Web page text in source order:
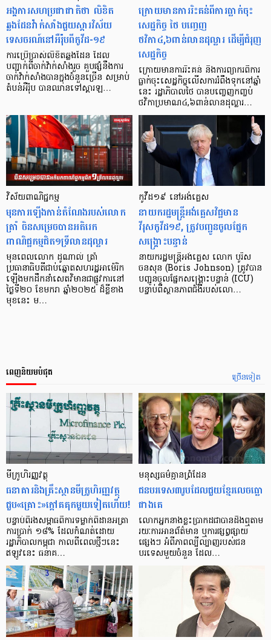
អង្គការសហប្រជាជាតិថា លិខិត
ឆ្លងដែនវ៉ាក់សាំងជួយស្តារវិស័យ
ទេសចរណ៍នៅអឺរ៉ុបពីកូវីដ-១៩
ការប្រើប្រាស់លិខិតឆ្លងដែន ដែល
បញ្ជាក់ពីចាក់វ៉ាក់សាំងរួច គួបផ្សំនឹងការ
ចាក់វ៉ាក់សាំងបានក្នុងចំនួនច្រើន សម្រាប់
តំបន់អឺរ៉ុប បានឈានទៅស្តារឡ…
ក្រោយមានការរិះគន់ពីការធ្លាក់ចុះ
សេដ្ឋកិច្ច ថៃ បញ្ចេញ
ថវិកា៤,៦ពាន់លានដុល្លារ ដើម្បីជំរុញ
សេដ្ឋកិច្ច
ក្រោយមានការរិះគន់ និងការព្យាករពីការ
ធ្លាក់ចុះសេដ្ឋកិច្ចលើសការរំពឹងទុកនៅឆ្នាំ
នេះ រដ្ឋាភិបាលថៃ បានបញ្ចេញកញ្ចប់
ថវិកាប្រមាណ៤,៦ពាន់លានដុល្លារ…
វិស័យពាណិជ្ជកម្ម
មុនការឡើងកាន់តំណែងរបស់លោក
ត្រាំ ចិនសម្រេចបានអតិរេក
ពាណិជ្ជកម្មជិត១ទ្រីលានដុល្លារ
មុនពេលលោក ដូណាល់ ត្រាំ
ប្រធានាធិបតីជាប់ឆ្នោតសហរដ្ឋអាម៉េរិក
ឡើងមកដឹកនាំសេតវិមានជាផ្លូវការនៅ
ថ្ងៃទី២០ ខែមករា ឆ្នាំ២០២៥ ដ៏ខ្លីខាង
មុខនេះ ម…
កូវីដ១៩ នៅអង់គ្លេស
នាយករដ្ឋមន្ត្រី​អង់គ្លេសវិជ្ជមាន
វីរុសកូវីដ១៩, ត្រូវបញ្ជូន​ចូល​​ផ្នែក​
សង្គ្រោះ​បន្ទាន់
នាយករដ្ឋមន្ត្រី​អង់គ្លេស លោក បូរីស
ចនសុន (Boris Johnson) ត្រូវបាន​
បញ្ជូន​ចូល​ផ្នែកសង្គ្រោះ​បន្ទាន់ (ICU)
បន្ទាប់ពី​ស្ថានភាព​ជំងឺ​របស់​លោ…
ច្រើនទៀត
ពេញនិយមបំផុត
មីក្រូ​ហិរញ្ញវត្ថុ
ធនាគារ​និង​គ្រឹះស្ថាន​មីក្រូ​ហិរញ្ញវត្ថុ​
ជួប«គ្រោះ»ក្តៅ​គគុក​មួយ​ទៀត​ហើយ!
បន្ទាប់​ពី​រង​សម្ពាធ​​ពី​ការ​ទម្លាក់​ពិដាន​អត្រា​
ការ​ប្រាក់ ១៨​% ដែល​កំណត់​ដោយ​
រដ្ឋាភិបាល​កម្ពុជា កាល​ពី​ពេល​ថ្មីៗ​នេះ
ឥឡូវ​នេះ ធនាគ…
មនុស្ស​ធម៌​គ្មាន​ព្រំដែន
ជន​បរទេស​៣​រូប​ដែល​ជួយ​ខ្មែរ​លេច​ធ្លោ​
ជាង​គេ
លោកអ្នក​នាង​ខ្លះ​ប្រាកដ​ជា​បាន​​ដឹង​ឮ​តាម​
រយៈ​ការ​អាន​ព័ត៌មាន ឬ​ការ​ផ្សព្វផ្សាយ​
ផ្សេងៗ អំពី​ភាព​ល្បីល្បាញ​របស់​ជន​
បរទេស​មួយ​ចំនួន ដែល…